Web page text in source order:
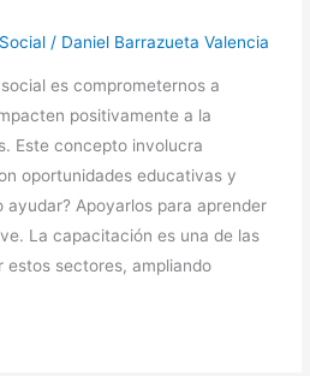
/ Daniel Barrazueta Valencia
es comprometernos a
positivamente a la
Este concepto involucra
oportunidades educativas y
ayudar? Apoyarlos para aprender
La capacitación es una de las
estos sectores, ampliando